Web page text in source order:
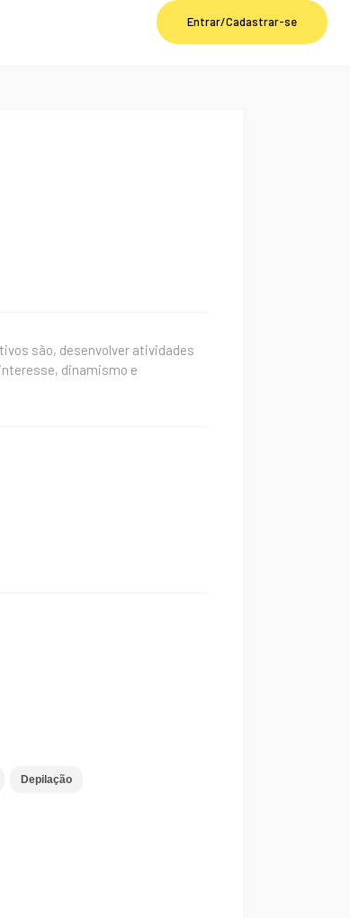
Entrar/Cadastrar-se
são, desenvolver atividades
dinamismo e
Depilação